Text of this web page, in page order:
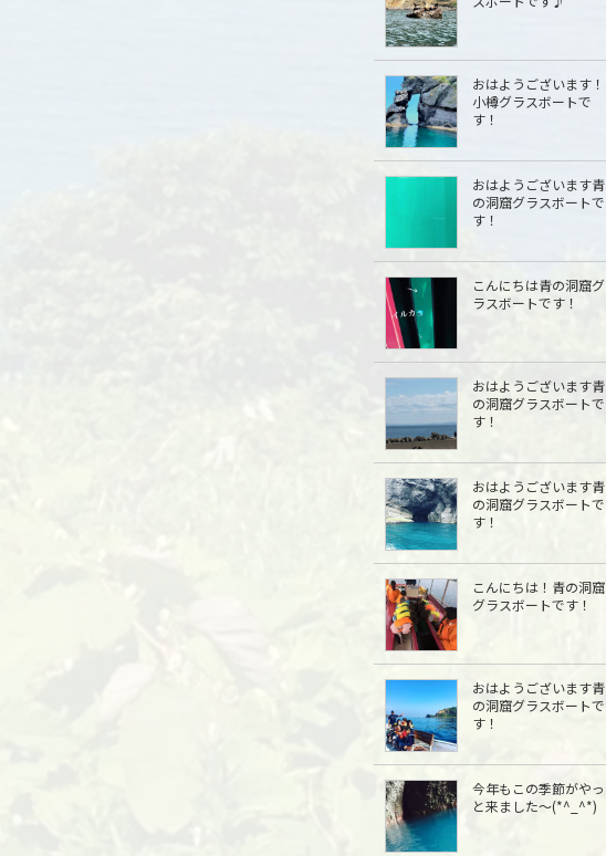
おはようございます！
小樽グラスボートで
す！
おはようございます青
の洞窟グラスボートで
す！
こんにちは青の洞窟グ
ラスボートです！
おはようございます青
の洞窟グラスボートで
す！
おはようございます青
の洞窟グラスボートで
す！
こんにちは︎！青の洞窟
グラスボートです！
おはようございます青
の洞窟グラスボートで
す！
今年もこの季節がやっ
と来ました〜(*^_^*)